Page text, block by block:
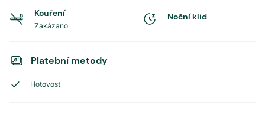
Kouření
Zakázano
Noční klid
Platební metody
Hotovost